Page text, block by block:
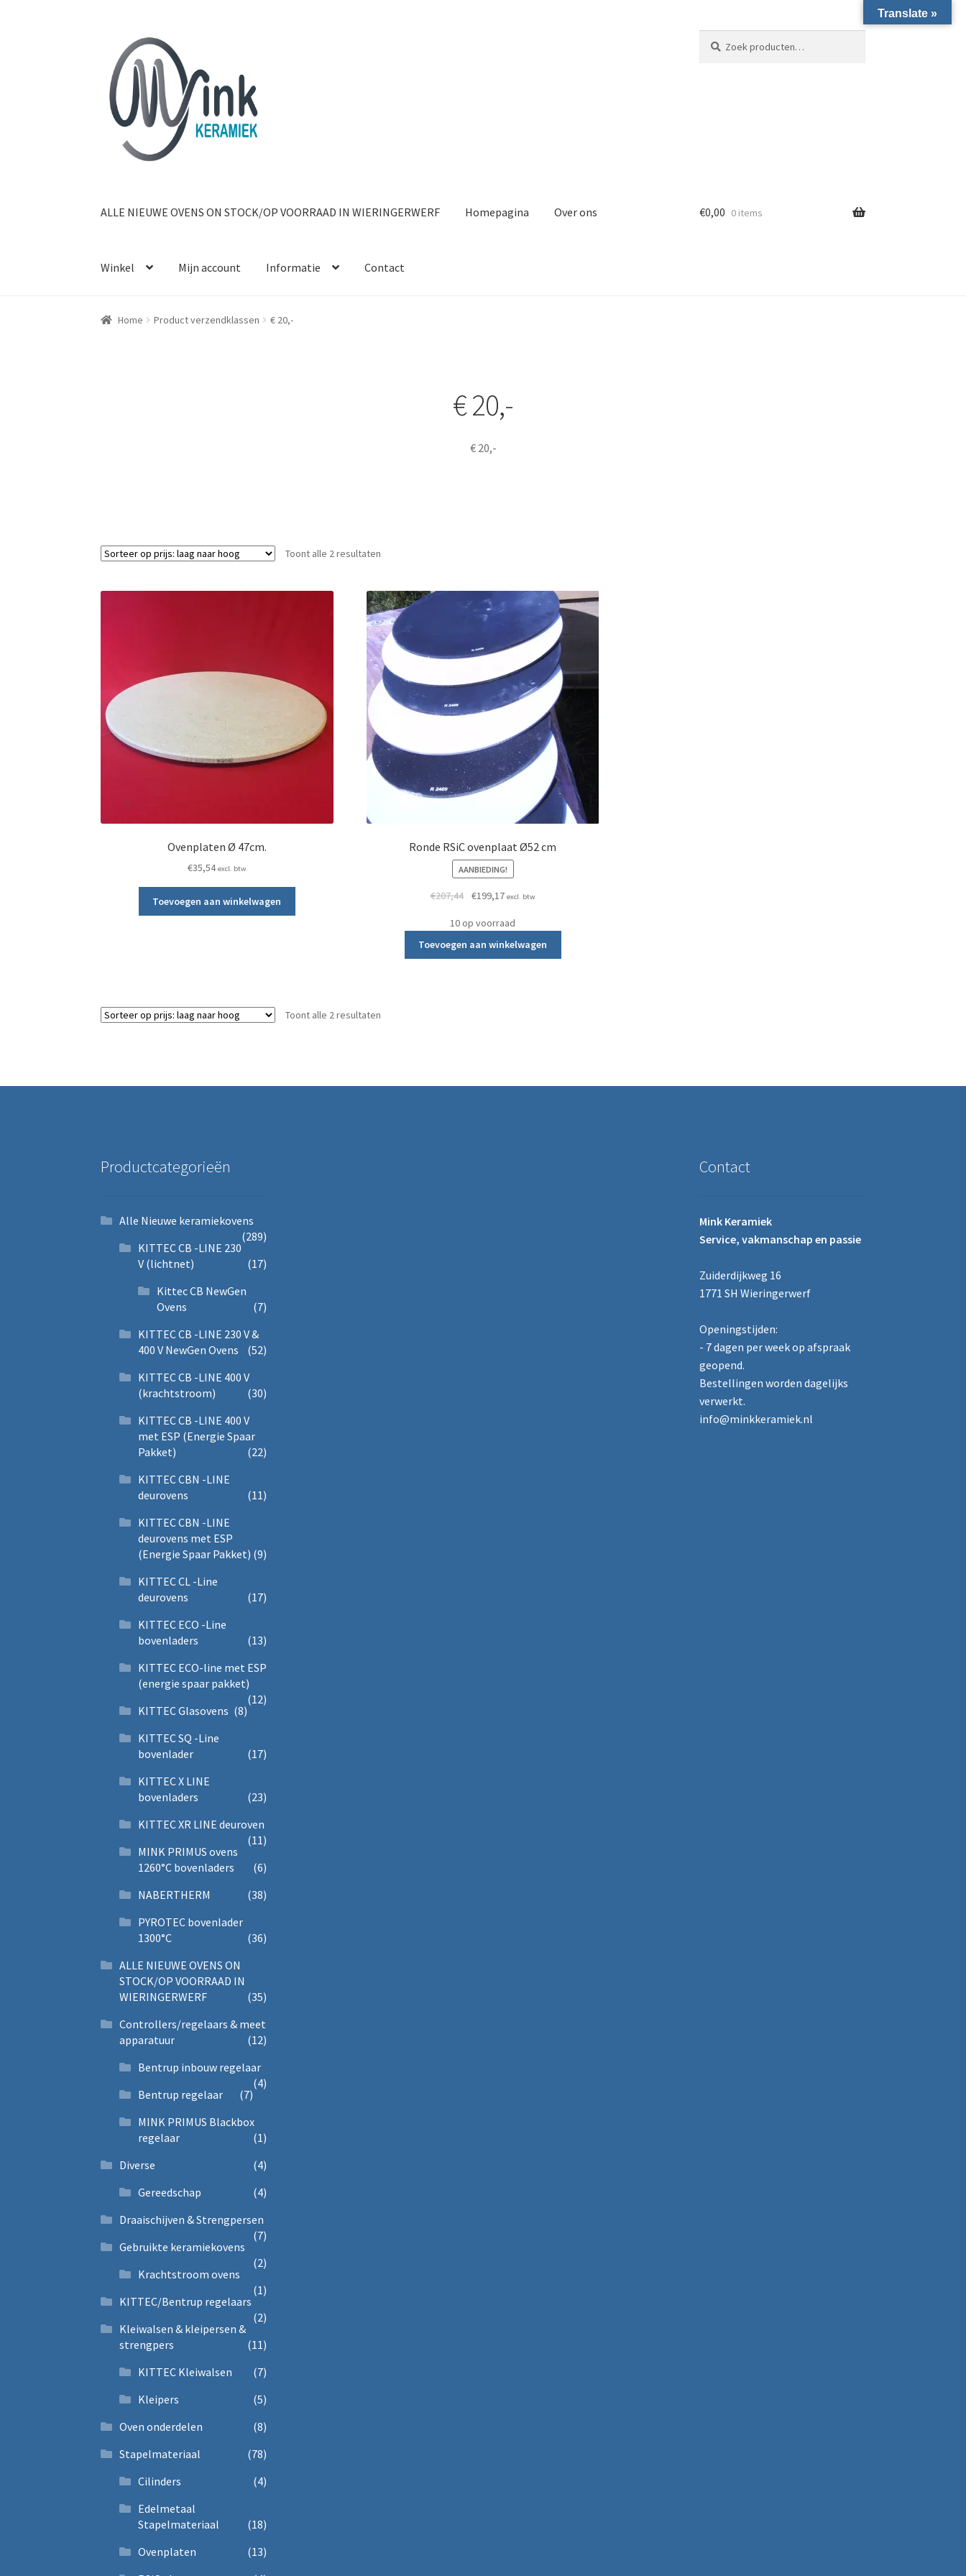
Ga door naar navigatie
Ga naar de inhoud
ALLE NIEUWE OVENS ON STOCK/OP VOORRAAD IN WIERINGERWERF Homepagina Over ons
Winkel Mijn account Informatie Contact
€0,00 0 items
Home Product verzendklassen € 20,-
€ 20,-
€ 20,-
Toont alle 2 resultaten
Ovenplaten Ø 47cm.
€35,54 excl. btw
Toevoegen aan winkelwagen
Ronde RSiC ovenplaat Ø52 cm
AANBIEDING!
€207,44 Oorspronkelijke prijs was: €207,44.
€199,17Huidige prijs is: €199,17.
excl. btw
10 op voorraad
Toevoegen aan winkelwagen
Toont alle 2 resultaten
Productcategorieën
Alle Nieuwe keramiekovens
(289)
KITTEC CB -LINE 230
V (lichtnet)
(17)
Kittec CB NewGen
Ovens
(7)
KITTEC CB -LINE 230 V &
400 V NewGen Ovens
(52)
KITTEC CB -LINE 400 V
(krachtstroom)
(30)
KITTEC CB -LINE 400 V
met ESP (Energie Spaar
Pakket)
(22)
KITTEC CBN -LINE
deurovens
(11)
KITTEC CBN -LINE
deurovens met ESP
(Energie Spaar Pakket) (9)
KITTEC CL -Line
deurovens
(17)
KITTEC ECO -Line
bovenladers
(13)
KITTEC ECO-line met ESP
(energie spaar pakket)
(12)
KITTEC Glasovens (8)
KITTEC SQ -Line
bovenlader
(17)
KITTEC X LINE
bovenladers
(23)
KITTEC XR LINE deuroven
(11)
MINK PRIMUS ovens
1260°C bovenladers
(6)
NABERTHERM
(38)
PYROTEC bovenlader
1300°C
(36)
ALLE NIEUWE OVENS ON
STOCK/OP VOORRAAD IN
WIERINGERWERF
(35)
Controllers/regelaars & meet
apparatuur
(12)
Bentrup inbouw regelaar
(4)
Bentrup regelaar
(7)
MINK PRIMUS Blackbox
regelaar
(1)
Diverse
(4)
Gereedschap
(4)
Draaischijven & Strengpersen
(7)
Gebruikte keramiekovens
(2)
Krachtstroom ovens
(1)
KITTEC/Bentrup regelaars
(2)
Kleiwalsen & kleipersen &
strengpers
(11)
KITTEC Kleiwalsen
(7)
Kleipers
(5)
Oven onderdelen
(8)
Stapelmateriaal
(78)
Cilinders
(4)
Edelmetaal
Stapelmateriaal
(18)
Ovenplaten
(13)
Contact
Mink Keramiek
Service, vakmanschap en passie
Zuiderdijkweg 16
1771 SH Wieringerwerf
Openingstijden:
- 7 dagen per week op afspraak
geopend.
Bestellingen worden dagelijks
verwerkt.
info@minkkeramiek.nl
Translate »